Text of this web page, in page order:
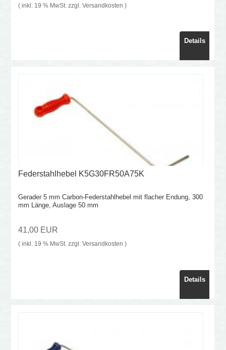
( inkl. 19 % MwSt. zzgl. Versandkosten )
Details
Federstahlhebel K5G30FR50A75K
Gerader 5 mm Carbon-Federstahlhebel mit flacher Endung, 300
mm Länge, Auslage 50 mm
41,00 EUR
( inkl. 19 % MwSt. zzgl. Versandkosten )
Details